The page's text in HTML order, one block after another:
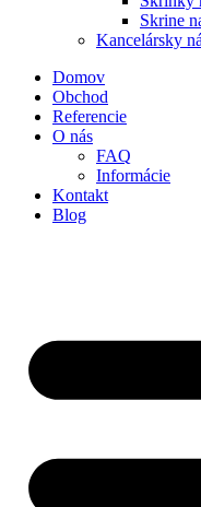
Skrine
Kancelársky
Domov
Obchod
Referencie
O nás
FAQ
Informácie
Kontakt
Blog